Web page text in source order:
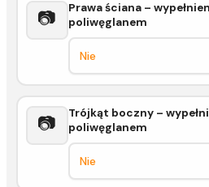
📷
Prawa ściana –
poliwęglanem
📷
Trójkąt boczny –
poliwęglanem